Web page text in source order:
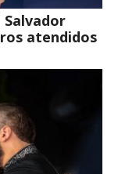
atendidos